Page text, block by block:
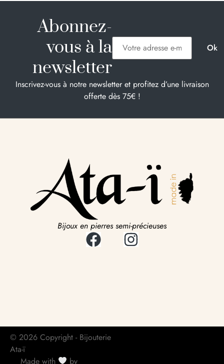
Abonnez-
vous à la
newsletter
Inscrivez-vous à notre newsletter et profitez d’une livraison
offerte dès 75€ !
Bijoux en pierres semi-précieuses
© 2026 Copyright - Bijouterie
Ata-ï
Made with
by